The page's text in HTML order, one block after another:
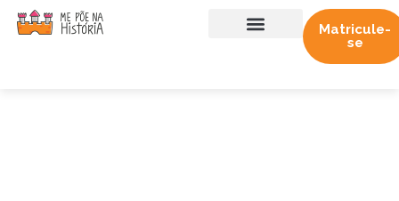
Matricule-
se